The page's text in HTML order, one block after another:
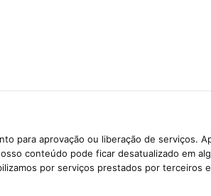
para aprovação ou liberação de serviços.
conteúdo pode ficar desatualizado em
por serviços prestados por terceiros